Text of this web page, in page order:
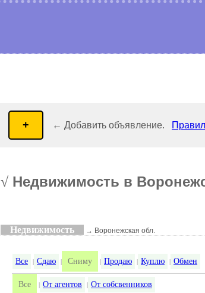
← Добавить объявление.
√ Недвижимость в
Недвижимость → Воронежская обл.
Все | Сдаю | Сниму | Продаю | Куплю | Обмен
Все | От агентов | От собсвенников